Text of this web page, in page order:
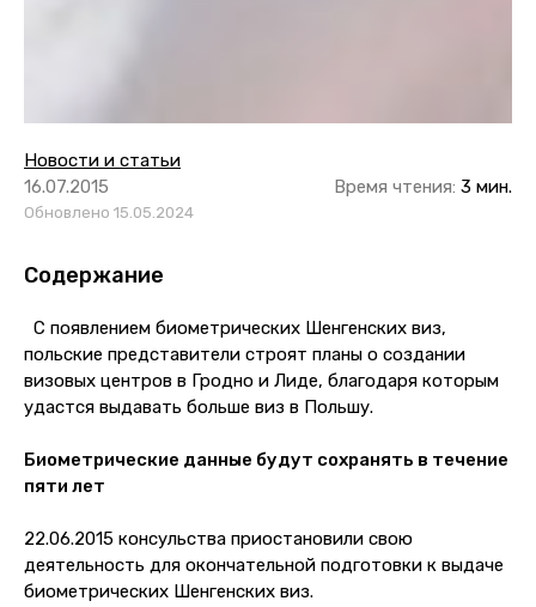
Новости и статьи
16.07.2015
Обновлено 15.05.2024
Время чтения: 3 мин.
Содержание
С появлением биометрических Шенгенских виз,
польские представители строят планы о создании
визовых центров в Гродно и Лиде, благодаря которым
удастся выдавать больше виз в Польшу.
Биометрические данные будут сохранять в течение
пяти лет
22.06.2015 консульства приостановили свою
деятельность для окончательной подготовки к выдаче
биометрических Шенгенских виз.